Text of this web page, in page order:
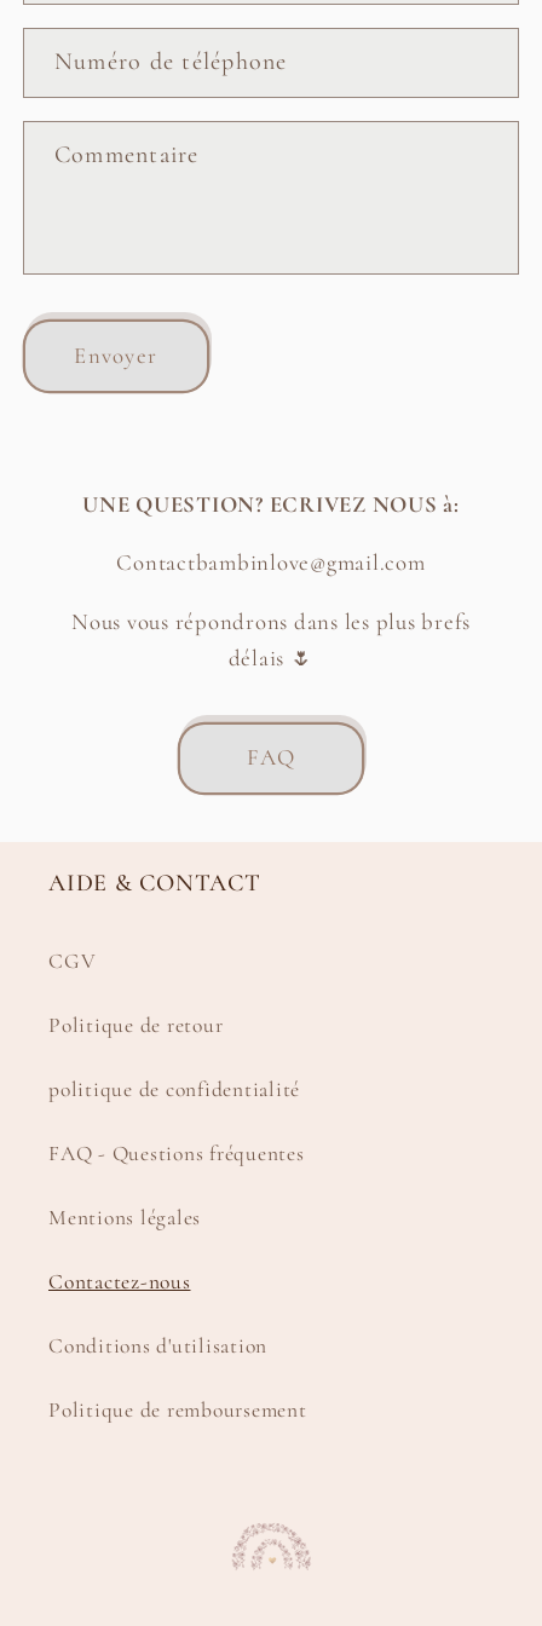
Numéro de téléphone
Commentaire
Envoyer
UNE QUESTION? ECRIVEZ NOUS à:
Contactbambinlove@gmail.com
Nous vous répondrons dans les plus brefs
délais 🌷
FAQ
AIDE & CONTACT
CGV
Politique de retour
politique de confidentialité
FAQ - Questions fréquentes
Mentions légales
Contactez-nous
Conditions d'utilisation
Politique de remboursement